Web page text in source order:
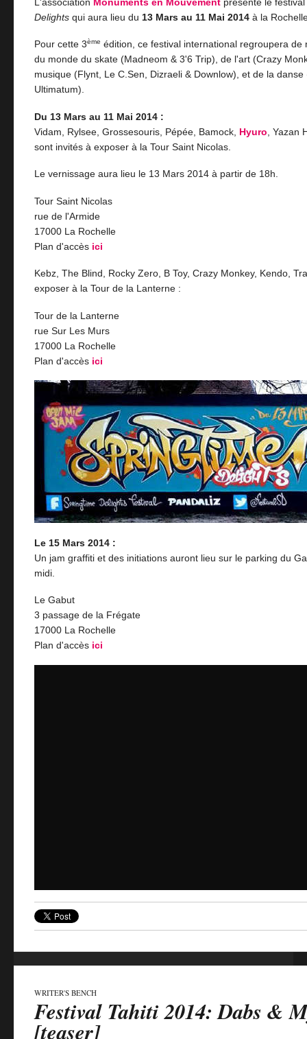
Delights qui aura lieu du 13 Mars au 11 Mai 2014 à la
Pour cette 3ème édition, ce festival international regroupera de
du monde du skate (Madneom & 3'6 Trip), de l'art (Crazy
musique (Flynt, Le C.Sen, Dizraeli & Downlow), et de la danse
Ultimatum).
Du 13 Mars au 11 Mai 2014 :
Vidam, Rylsee, Grossesouris, Pépée, Bamock, Hyuro , Yazan
sont invités à exposer à la Tour Saint Nicolas.
Le vernissage aura lieu le 13 Mars 2014 à partir de 18h.
Tour Saint Nicolas
rue de l'Armide
17000 La Rochelle
Plan d'accès ici
Kebz, The Blind, Rocky Zero, B Toy, Crazy Monkey, Kendo,
exposer à la Tour de la Lanterne :
Tour de la Lanterne
rue Sur Les Murs
17000 La Rochelle
Plan d'accès ici
Le 15 Mars 2014 :
Un jam graffiti et des initiations auront lieu sur le parking du
midi.
Le Gabut
3 passage de la Frégate
17000 La Rochelle
Plan d'accès ici
WRITER'S BENCH
Festival Tahiti 2014: Dabs &
[teaser]